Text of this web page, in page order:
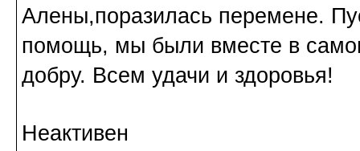
Алены,поразилась перемене.
помощь, мы были вместе в
добру. Всем удачи и здоровья!
Неактивен